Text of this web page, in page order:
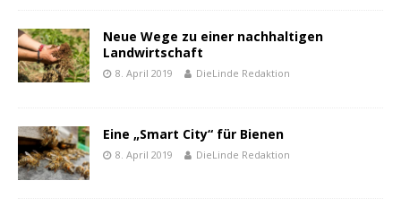
Neue Wege zu einer nachhaltigen
Landwirtschaft
8. April 2019 DieLinde Redaktion
Eine „Smart City“ für Bienen
8. April 2019 DieLinde Redaktion